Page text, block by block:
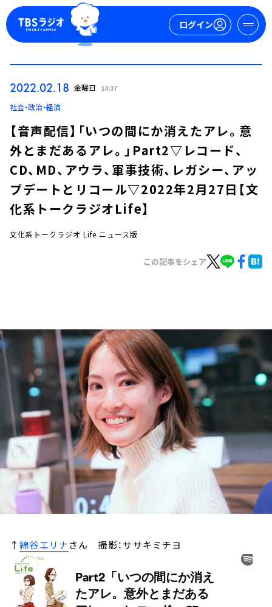
ログイン
週間番組表
2022.02.18 金曜日 14:37
社会・政治・経済
【音声配信】「いつの間にか消えたアレ。意
外とまだあるアレ。」Part2▽レコード、
CD、MD、アウラ、軍事技術、レガシー、アッ
プデートとリコール▽2022年2月27日【文
化系トークラジオLife】
文化系トークラジオ Life ニュース版
この記事をシェア
↑綿谷エリナさん 撮影：ササキミチヨ